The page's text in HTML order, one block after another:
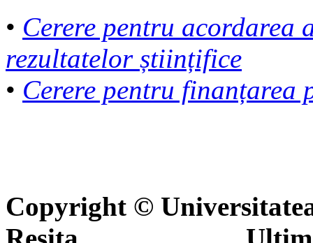
• Cerere pentru acordarea
rezultatelor științifice
• Cerere pentru
Copyright ©